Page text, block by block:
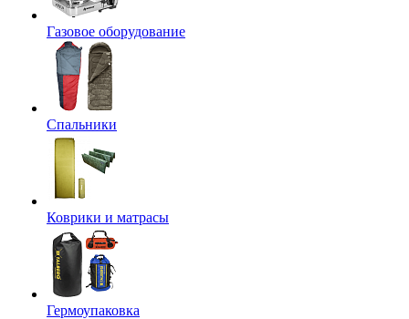
Газовое оборудование
Спальники
Коврики и матрасы
Гермоупаковка